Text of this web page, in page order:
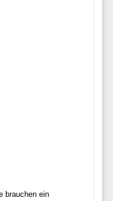
brauchen ein